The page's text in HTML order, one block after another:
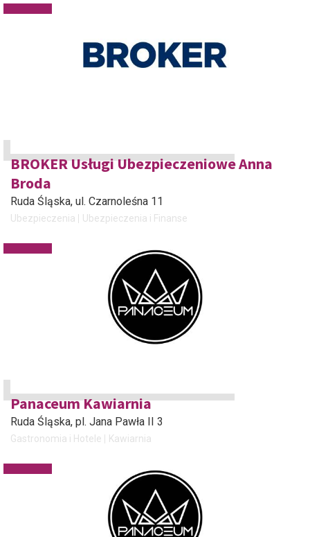
BROKER Usługi Ubezpieczeniowe Anna
Broda
Ruda Śląska, ul. Czarnoleśna 11
Ubezpieczenia Ubezpieczenia i Finanse
Panaceum Kawiarnia
Ruda Śląska, pl. Jana Pawła II 3
Gastronomia i Hotele Kawiarnia